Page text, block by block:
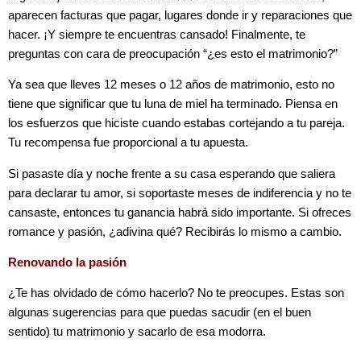
aparecen facturas que pagar, lugares donde ir y reparaciones que
hacer. ¡Y siempre te encuentras cansado! Finalmente, te
preguntas con cara de preocupación “¿es esto el matrimonio?”
Ya sea que lleves 12 meses o 12 años de matrimonio, esto no
tiene que significar que tu luna de miel ha terminado. Piensa en
los esfuerzos que hiciste cuando estabas cortejando a tu pareja.
Tu recompensa fue proporcional a tu apuesta.
Si pasaste día y noche frente a su casa esperando que saliera
para declarar tu amor, si soportaste meses de indiferencia y no te
cansaste, entonces tu ganancia habrá sido importante. Si ofreces
romance y pasión, ¿adivina qué? Recibirás lo mismo a cambio.
Renovando la pasión
¿Te has olvidado de cómo hacerlo? No te preocupes. Estas son
algunas sugerencias para que puedas sacudir (en el buen
sentido) tu matrimonio y sacarlo de esa modorra.